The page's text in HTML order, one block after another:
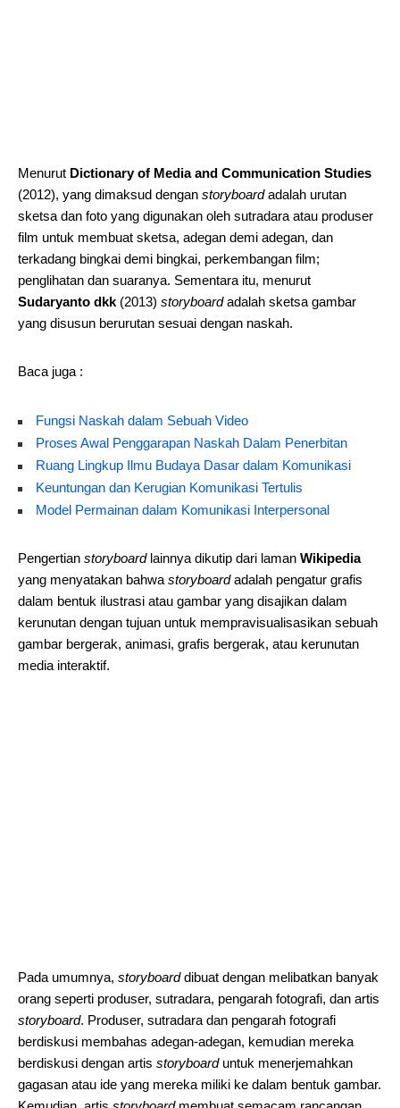
Menurut Dictionary of Media and Communication Studies
(2012), yang dimaksud dengan storyboardadalah urutan
sketsa dan foto yang digunakan oleh sutradara atau produser
film untuk membuat sketsa, adegan demi adegan, dan
terkadang bingkai demi bingkai, perkembangan film;
penglihatan dan suaranya. Sementara itu, menurut
Sudaryanto dkk (2013) storyboardadalah sketsa gambar
yang disusun berurutan sesuai dengan naskah.
Baca juga :
Fungsi Naskah dalam Sebuah Video
Proses Awal Penggarapan Naskah Dalam Penerbitan
Ruang Lingkup Ilmu Budaya Dasar dalam Komunikasi
Keuntungan dan Kerugian Komunikasi Tertulis
Model Permainan dalam Komunikasi Interpersonal
Pengertian storyboardlainnya dikutip dari laman Wikipedia
yang menyatakan bahwa storyboardadalah pengatur grafis
dalam bentuk ilustrasi atau gambar yang disajikan dalam
kerunutan dengan tujuan untuk mempravisualisasikan sebuah
gambar bergerak, animasi, grafis bergerak, atau kerunutan
media interaktif.
Pada umumnya, storyboarddibuat dengan melibatkan banyak
orang seperti produser, sutradara, pengarah fotografi, dan artis
storyboard. Produser, sutradara dan pengarah fotografi
berdiskusi membahas adegan-adegan, kemudian mereka
berdiskusi dengan artis storyboarduntuk menerjemahkan
gagasan atau ide yang mereka miliki ke dalam bentuk gambar.